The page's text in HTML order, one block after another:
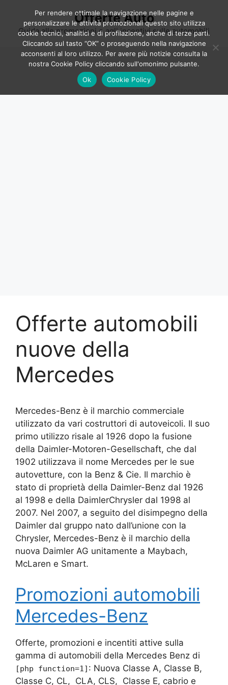
contenuto
Offerte Auto
Guida alle promozioni e agli incentivi sulle automobili
Offerte automobili
nuove della
Mercedes
Mercedes-Benz è il marchio commerciale
utilizzato da vari costruttori di autoveicoli. Il suo
primo utilizzo risale al 1926 dopo la fusione
della Daimler-Motoren-Gesellschaft, che dal
1902 utilizzava il nome Mercedes per le sue
autovetture, con la Benz & Cie. Il marchio è
stato di proprietà della Daimler-Benz dal 1926
al 1998 e della DaimlerChrysler dal 1998 al
2007. Nel 2007, a seguito del disimpegno della
Daimler dal gruppo nato dall’unione con la
Chrysler, Mercedes-Benz è il marchio della
nuova Daimler AG unitamente a Maybach,
McLaren e Smart.
Promozioni automobili
Mercedes-Benz
Offerte, promozioni e incentiti attive sulla
gamma di automobili della Mercedes Benz di
[php function=1] : Nuova Classe A, Classe B,
Classe C, CL, CLA, CLS, Classe E, cabrio e
Per rendere ottimale la navigazione nelle pagine e
personalizzare le attività promozionali questo sito utilizza
cookie tecnici, analitici e di profilazione, anche di terze parti.
Cliccando sul tasto “OK” o proseguendo nella navigazione
acconsenti al loro utilizzo. Per avere più notizie consulta la
nostra Cookie Policy cliccando sull'omonimo pulsante.
Ok
Cookie Policy